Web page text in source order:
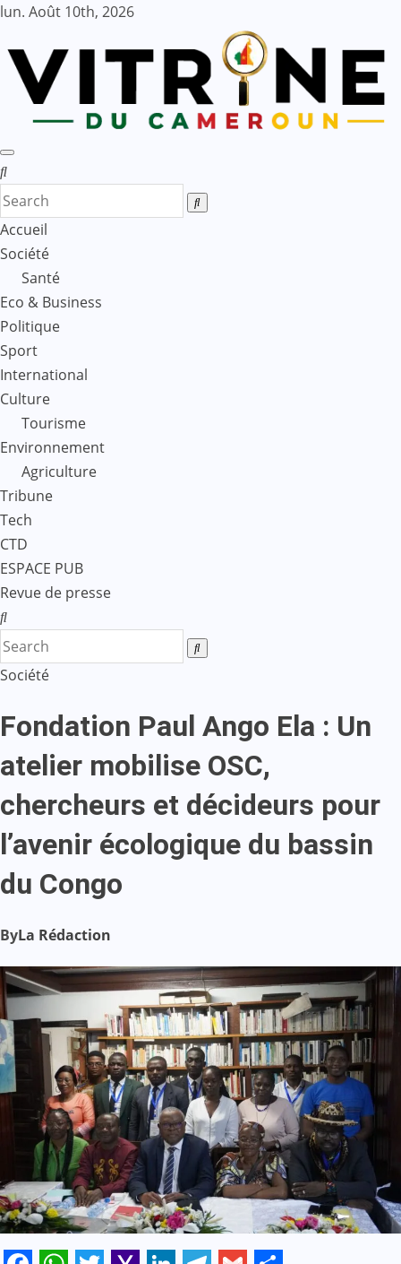
Skip
content
lun. Août 10th, 2026
Accueil
Société
Santé
Eco & Business
Politique
Sport
International
Culture
Tourisme
Environnement
Agriculture
Tribune
Tech
CTD
ESPACE PUB
Revue de presse
Société
Fondation Paul Ango Ela : Un
atelier mobilise OSC,
chercheurs et décideurs pour
l’avenir écologique du bassin
du Congo
ByLa Rédaction